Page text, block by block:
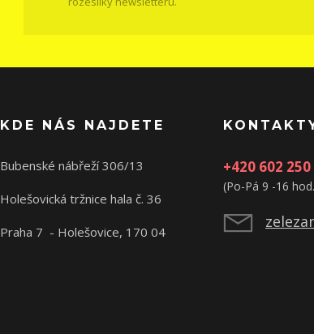
KDE NÁS NAJDETE
Bubenské nábřeží 306/13
Holešovická tržnice hala č. 36
Praha 7 - Holešovice, 170 04
+420 602
(Po-Pá 9 -16